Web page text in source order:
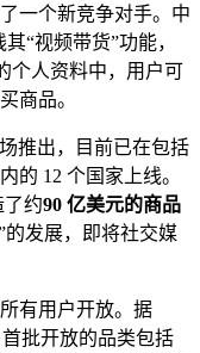
一个新竞争对手。中
“视频带货”功能，
个人资料中，用户可
商品。
推出，目前已在包括
的 12 个国家上线。
了约90 亿美元的商品
的发展，即将社交媒
有用户开放。据
批开放的品类包括